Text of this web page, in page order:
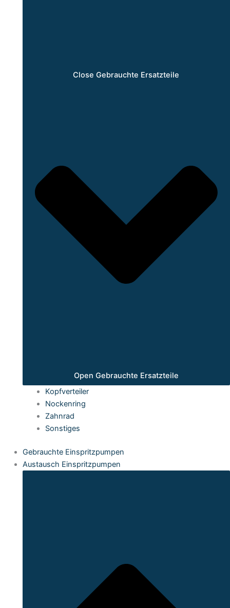
Close Gebrauchte Ersatzteile
Open Gebrauchte Ersatzteile
Kopfverteiler
Nockenring
Zahnrad
Sonstiges
Gebrauchte Einspritzpumpen
Austausch Einspritzpumpen